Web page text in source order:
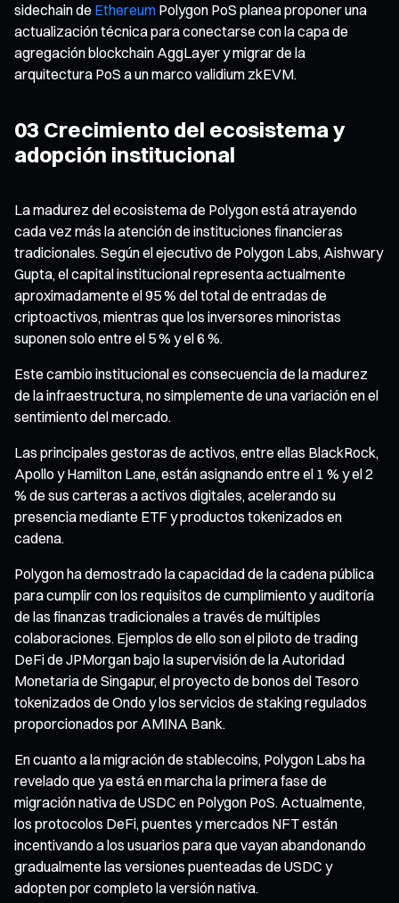
sidechain de Ethereum Polygon PoS planea proponer una
actualización técnica para conectarse con la capa de
agregación blockchain AggLayer y migrar de la
arquitectura PoS a un marco validium zkEVM.
03 Crecimiento del ecosistema y
adopción institucional
La madurez del ecosistema de Polygon está atrayendo
cada vez más la atención de instituciones financieras
tradicionales. Según el ejecutivo de Polygon Labs, Aishwary
Gupta, el capital institucional representa actualmente
aproximadamente el 95 % del total de entradas de
criptoactivos, mientras que los inversores minoristas
suponen solo entre el 5 % y el 6 %.
Este cambio institucional es consecuencia de la madurez
de la infraestructura, no simplemente de una variación en el
sentimiento del mercado.
Las principales gestoras de activos, entre ellas BlackRock,
Apollo y Hamilton Lane, están asignando entre el 1 % y el 2
% de sus carteras a activos digitales, acelerando su
presencia mediante ETF y productos tokenizados en
cadena.
Polygon ha demostrado la capacidad de la cadena pública
para cumplir con los requisitos de cumplimiento y auditoría
de las finanzas tradicionales a través de múltiples
colaboraciones. Ejemplos de ello son el piloto de trading
DeFi de JPMorgan bajo la supervisión de la Autoridad
Monetaria de Singapur, el proyecto de bonos del Tesoro
tokenizados de Ondo y los servicios de staking regulados
proporcionados por AMINA Bank.
En cuanto a la migración de stablecoins, Polygon Labs ha
revelado que ya está en marcha la primera fase de
migración nativa de USDC en Polygon PoS. Actualmente,
los protocolos DeFi, puentes y mercados NFT están
incentivando a los usuarios para que vayan abandonando
gradualmente las versiones puenteadas de USDC y
adopten por completo la versión nativa.